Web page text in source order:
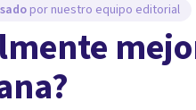
por nuestro equipo editorial